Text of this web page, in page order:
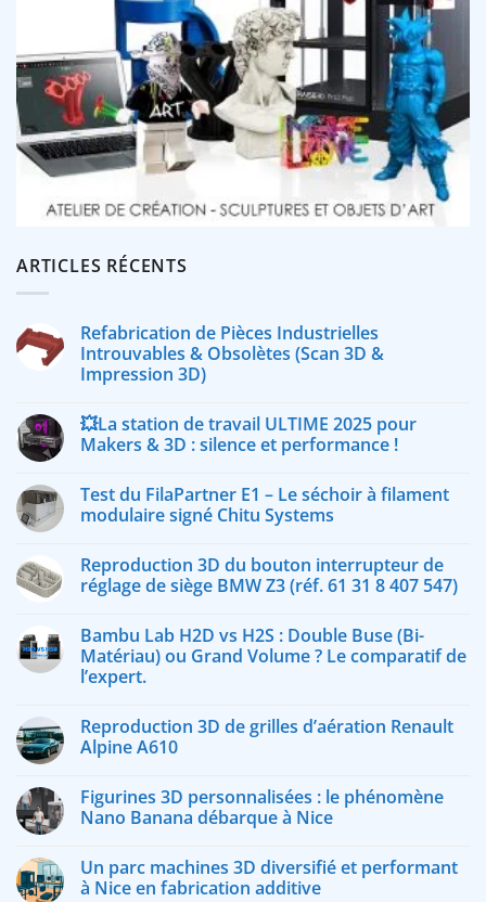
ARTICLES RÉCENTS
Refabrication de Pièces Industrielles
Introuvables & Obsolètes (Scan 3D &
Impression 3D)
💥La station de travail ULTIME 2025 pour
Makers & 3D : silence et performance !
Test du FilaPartner E1 – Le séchoir à filament
modulaire signé Chitu Systems
Reproduction 3D du bouton interrupteur de
réglage de siège BMW Z3 (réf. 61 31 8 407 547)
Bambu Lab H2D vs H2S : Double Buse (Bi-
Matériau) ou Grand Volume ? Le comparatif de
l’expert.
Reproduction 3D de grilles d’aération Renault
Alpine A610
Figurines 3D personnalisées : le phénomène
Nano Banana débarque à Nice
Un parc machines 3D diversifié et performant
à Nice en fabrication additive